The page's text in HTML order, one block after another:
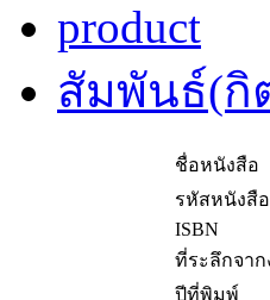
product
สัมพันธ์(กิ
ชื่อหนังสือ
รหัสหนังสือ
ISBN
ที่ระลึกจาก
ปีที่พิมพ์